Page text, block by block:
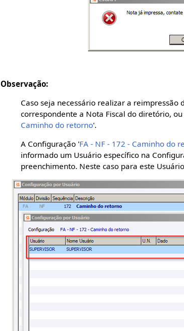
Observação:
Caso seja necessário realizar a
correspondente a Nota Fiscal do diretório,
Caminho do retorno'.
A Configuração 'FA - NF - 172 - Caminho do
informado um Usuário específico na
preenchimento. Neste caso para este